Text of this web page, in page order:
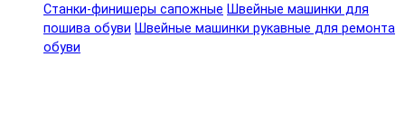
Станки-финишеры сапожные Швейные машинки для
пошива обуви Швейные машинки рукавные для ремонта
обуви